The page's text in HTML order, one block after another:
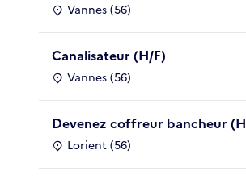
Vannes (56)
Canalisateur (H/F)
Vannes (56)
Devenez coffreur bancheur
Lorient (56)